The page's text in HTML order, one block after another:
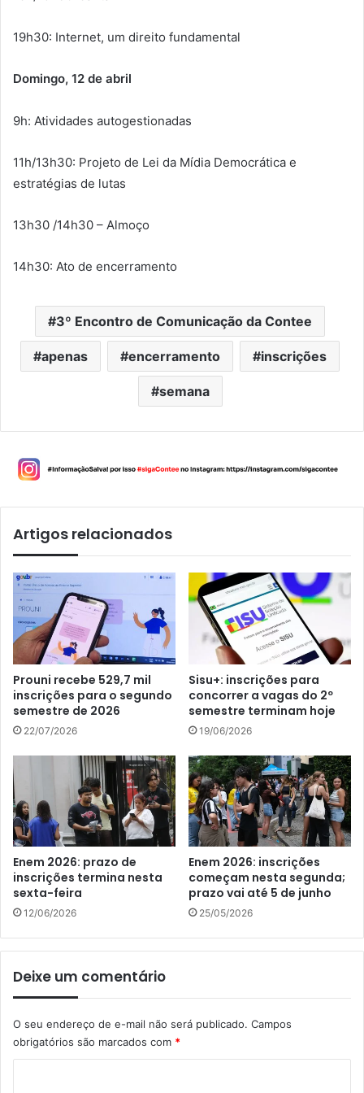
19h30: Internet, um direito fundamental
Domingo, 12 de abril
9h: Atividades autogestionadas
11h/13h30: Projeto de Lei da Mídia Democrática e
estratégias de lutas
13h30 /14h30 – Almoço
14h30: Ato de encerramento
3º Encontro de Comunicação da Contee
apenas encerramento inscrições
semana
Artigos relacionados
Prouni recebe 529,7 mil
inscrições para o segundo
semestre de 2026
22/07/2026
Sisu+: inscrições para
concorrer a vagas do 2º
semestre terminam hoje
19/06/2026
Enem 2026: prazo de
inscrições termina nesta
sexta-feira
12/06/2026
Enem 2026: inscrições
começam nesta segunda;
prazo vai até 5 de junho
25/05/2026
Deixe um comentário
O seu endereço de e-mail não será publicado. Campos
obrigatórios são marcados com *